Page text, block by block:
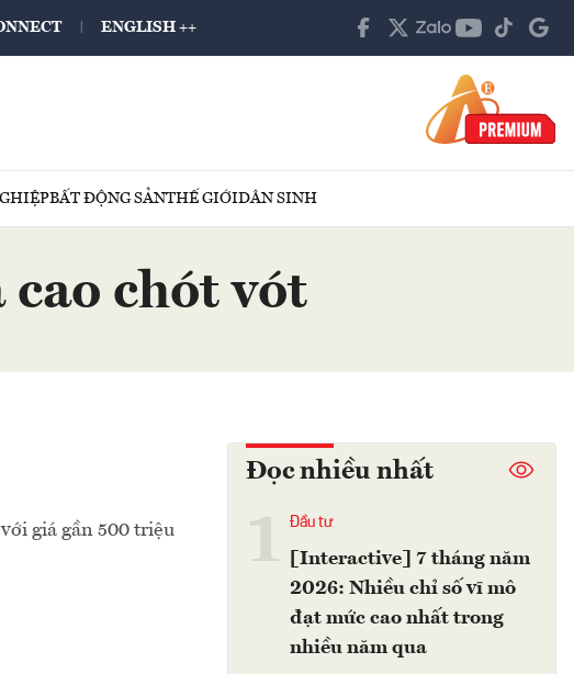
ENGLISH ++
BẤT ĐỘNG SẢNTHẾ GIỚIDÂN SINH
chót vót
giá gần 500 triệu
Đọc nhiều nhất
Đầu tư
[Interactive] 7 tháng năm
2026: Nhiều chỉ số vĩ mô
đạt mức cao nhất trong
nhiều năm qua